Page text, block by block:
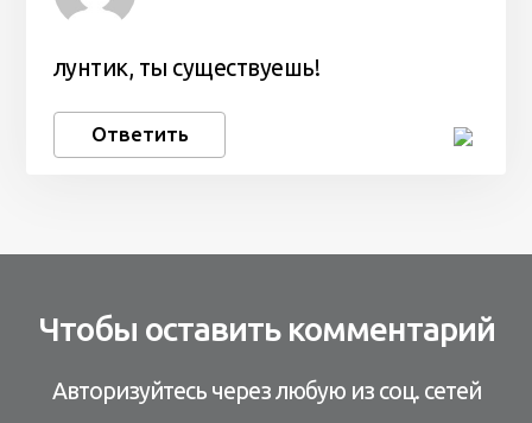
лунтик, ты существуешь!
Ответить
Чтобы оставить комментарий
Авторизуйтесь через любую из соц. сетей